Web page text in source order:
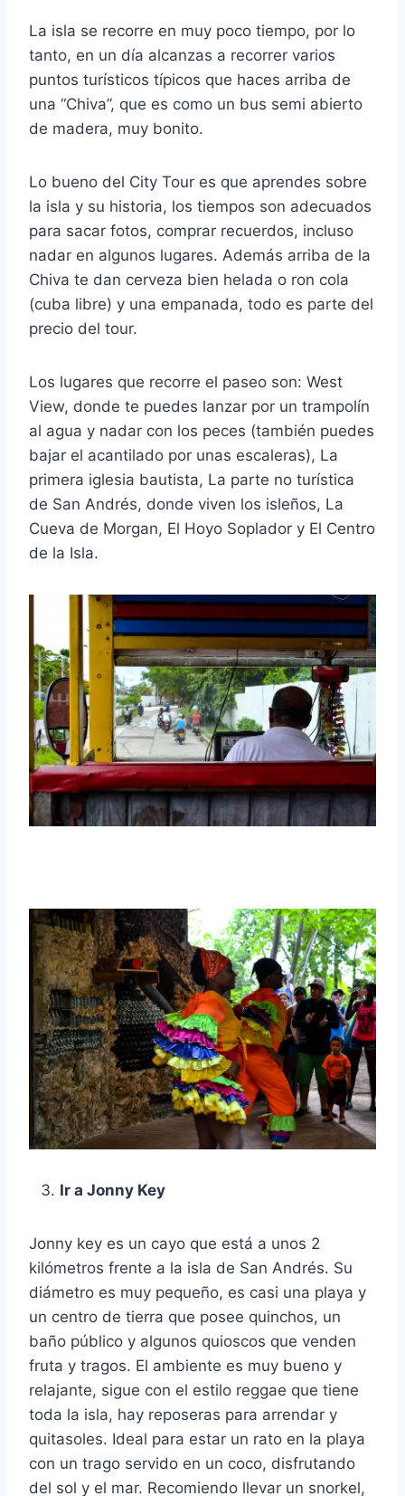
La isla se recorre en muy poco tiempo, por lo
tanto, en un día alcanzas a recorrer varios
puntos turísticos típicos que haces arriba de
una “Chiva”, que es como un bus semi abierto
de madera, muy bonito.
Lo bueno del City Tour es que aprendes sobre
la isla y su historia, los tiempos son adecuados
para sacar fotos, comprar recuerdos, incluso
nadar en algunos lugares. Además arriba de la
Chiva te dan cerveza bien helada o ron cola
(cuba libre) y una empanada, todo es parte del
precio del tour.
Los lugares que recorre el paseo son: West
View, donde te puedes lanzar por un trampolín
al agua y nadar con los peces (también puedes
bajar el acantilado por unas escaleras), La
primera iglesia bautista, La parte no turística
de San Andrés, donde viven los isleños, La
Cueva de Morgan, El Hoyo Soplador y El Centro
de la Isla.
Ir a Jonny Key
Jonny key es un cayo que está a unos 2
kilómetros frente a la isla de San Andrés. Su
diámetro es muy pequeño, es casi una playa y
un centro de tierra que posee quinchos, un
baño público y algunos quioscos que venden
fruta y tragos. El ambiente es muy bueno y
relajante, sigue con el estilo reggae que tiene
toda la isla, hay reposeras para arrendar y
quitasoles. Ideal para estar un rato en la playa
con un trago servido en un coco, disfrutando
del sol y el mar. Recomiendo llevar un snorkel,